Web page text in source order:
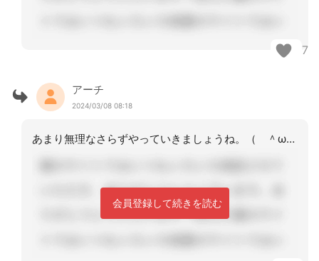
7
アーチ
2024/03/08 08:18
あまり無理なさらずやっていきましょうね。（ ＾ω＾）・・・いいね！
会員登録して続きを読む